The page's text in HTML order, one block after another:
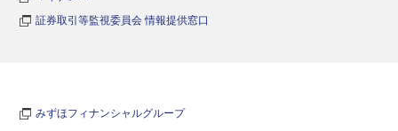
証券取引等監視委員会 情報提供窓口
みずほフィナンシャルグループ